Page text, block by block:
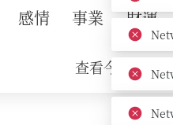
感情 事業 財運
查看今日能量詳